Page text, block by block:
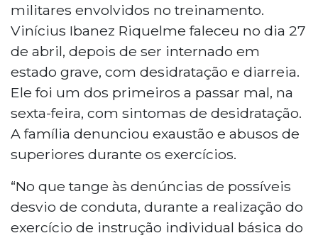
militares envolvidos no treinamento.
Vinícius Ibanez Riquelme faleceu no dia 27
de abril, depois de ser internado em
estado grave, com desidratação e diarreia.
Ele foi um dos primeiros a passar mal, na
sexta-feira, com sintomas de desidratação.
A família denunciou exaustão e abusos de
superiores durante os exercícios.
“No que tange às denúncias de possíveis
desvio de conduta, durante a realização do
exercício de instrução individual básica do